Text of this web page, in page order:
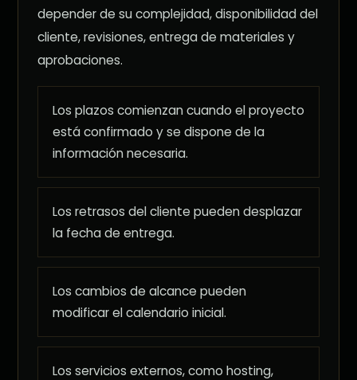
depender de su complejidad, disponibilidad del
cliente, revisiones, entrega de materiales y
aprobaciones.
Los plazos comienzan cuando el proyecto
está confirmado y se dispone de la
información necesaria.
Los retrasos del cliente pueden desplazar
la fecha de entrega.
Los cambios de alcance pueden
modificar el calendario inicial.
Los servicios externos, como hosting,